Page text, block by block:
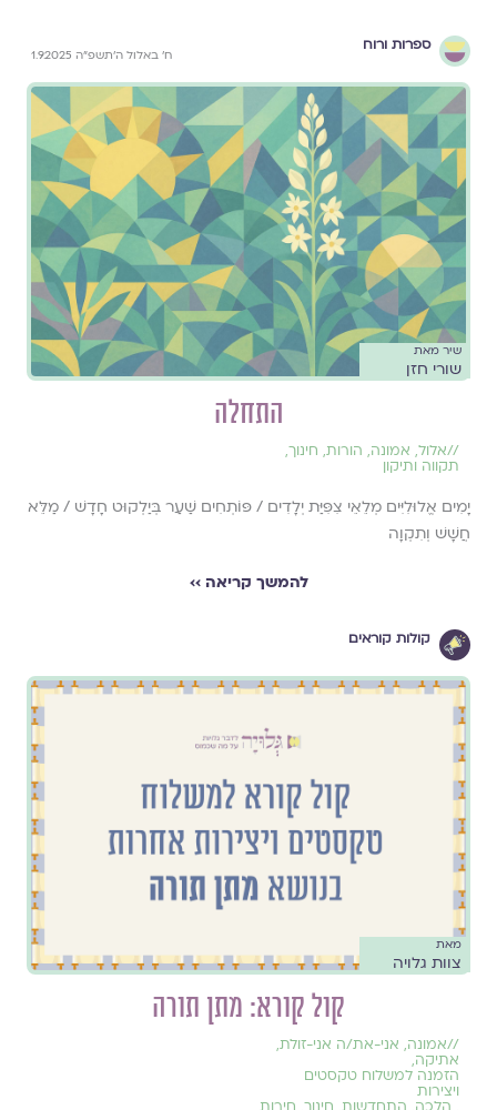
ספרות ורוח
ח׳ באלול ה׳תשפ״ה 1.9.2025
שיר מאת
שורי חזן
התחלה
//אלול, אמונה, הורות, חינוך,
תקווה ותיקון
יָמִים אֱלוּלִיִּים מְלֵאֵי צִפִּיַּת יְלָדִים / פּוֹתְחִים שַׁעַר בְּיַלְקוּט חָדָשׁ / מַלֵּא
חֲשָׁשׁ וְתִקְוָה
להמשך קריאה ››
קולות קוראים
מאת
צוות גלויה
קול קורא: מתן תורה
//אמונה, אני-את/ה אני-זולת,
אתיקה,
הזמנה למשלוח טקסטים
ויצירות